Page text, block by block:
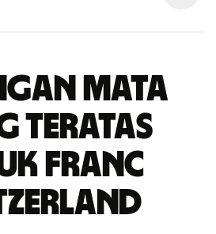
mata
teratas
franc